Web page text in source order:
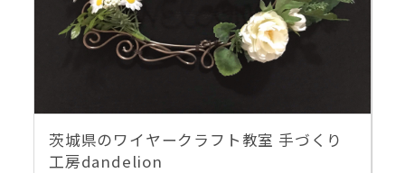
茨城県のワイヤークラフト教室 手づくり
工房dandelion